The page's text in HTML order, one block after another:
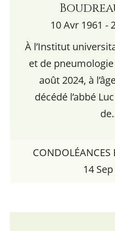
10 Avr 1961 -
À l’Institut
et de
août 2024, à
décédé l’abbé
CONDOLÉANCES
14